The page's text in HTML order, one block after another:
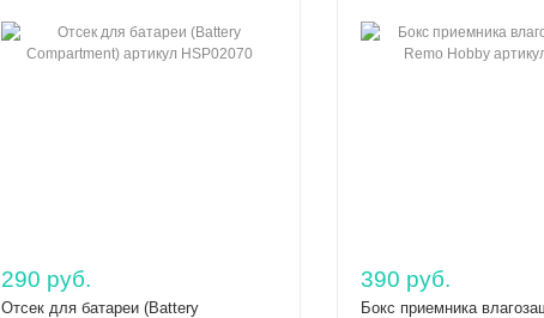
290 руб.
Отсек для батареи (Battery
390 руб.
Бокс приемника